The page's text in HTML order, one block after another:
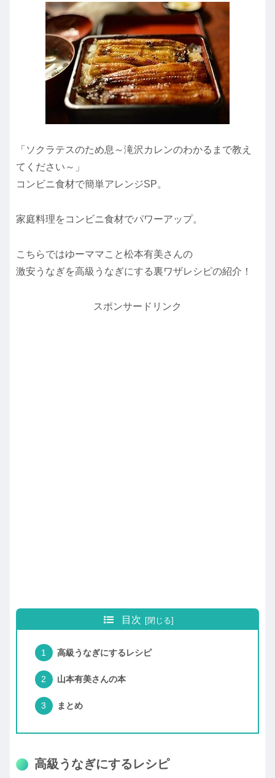
「ソクラテスのため息～滝沢カレンのわかるまで教え
てください～」
コンビニ食材で簡単アレンジSP。
家庭料理をコンビニ食材でパワーアップ。
こちらではゆーママこと松本有美さんの
激安うなぎを高級うなぎにする裏ワザレシピの紹介！
スポンサードリンク
目次
高級うなぎにするレシピ
山本有美さんの本
まとめ
高級うなぎにするレシピ